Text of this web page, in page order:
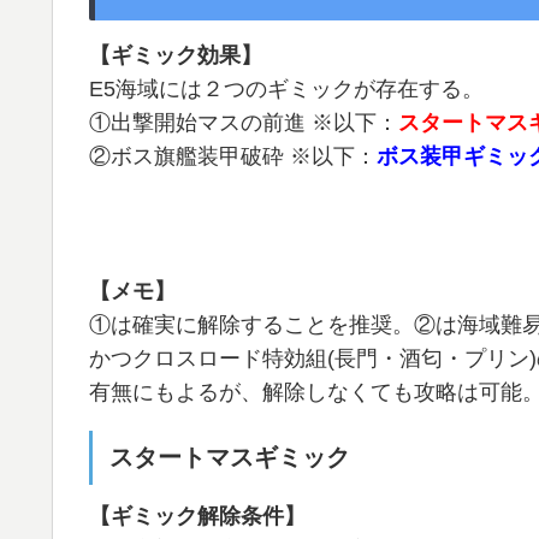
【ギミック効果】
E5海域には２つのギミックが存在する。
①出撃開始マスの前進 ※以下： スタートマス
②ボス旗艦装甲破砕 ※以下： ボス装甲ギミッ
【メモ】
①は確実に解除することを推奨。②は海域難易
かつクロスロード特効組(長門・酒匂・プリン
有無にもよるが、解除しなくても攻略は可能。
スタートマスギミック
【ギミック解除条件】